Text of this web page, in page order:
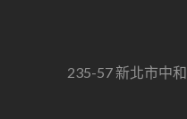
235-57 新北市中